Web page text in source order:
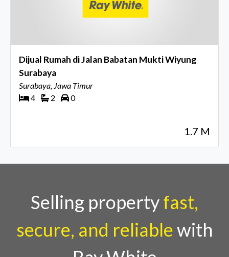
Dijual Rumah di Jalan Babatan Mukti Wiyung
Surabaya
Surabaya, Jawa Timur
4
2 0
1.7 M
Selling propertyfast,
secure, and reliablewith